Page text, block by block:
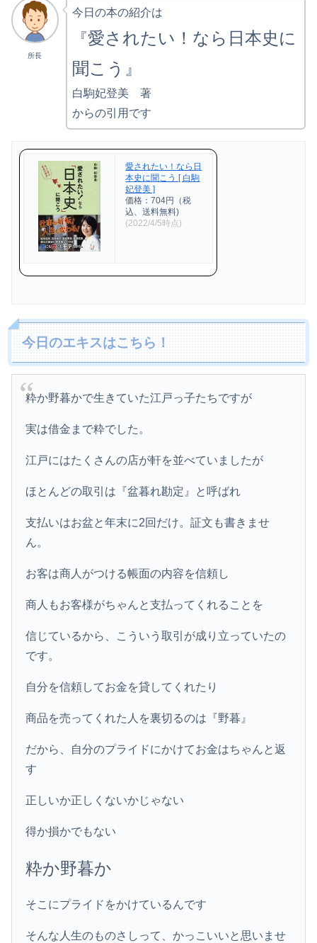
所長
今日の本の紹介は
『愛されたい！なら日本史に
聞こう』
白駒妃登美 著
からの引用です
愛されたい！なら日
本史に聞こう [ 白駒
妃登美 ]
価格：704円（税
込、送料無料)
(2022/4/5時点)
今日のエキスはこちら！
粋か野暮かで生きていた江戸っ子たちですが
実は借金まで粋でした。
江戸にはたくさんの店が軒を並べていましたが
ほとんどの取引は『盆暮れ勘定』と呼ばれ
支払いはお盆と年末に2回だけ。証文も書きませ
ん。
お客は商人がつける帳面の内容を信頼し
商人もお客様がちゃんと支払ってくれることを
信じているから、こういう取引が成り立っていたの
です。
自分を信頼してお金を貸してくれたり
商品を売ってくれた人を裏切るのは『野暮』
だから、自分のプライドにかけてお金はちゃんと返
す
正しいか正しくないかじゃない
得か損かでもない
粋か野暮か
そこにプライドをかけているんです
そんな人生のものさしって、かっこいいと思いませ